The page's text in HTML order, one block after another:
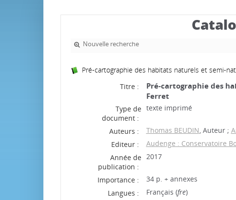
Nouvelle recherche
Pré-cartographie des habitats naturels et semi-
Titre :
Pré-cartographie des
Ferret
Type de
document :
texte imprimé
Auteurs : Thomas BEUDIN, Auteur ;
Editeur :
Audenge : Conservatoire
Année de
publication :
2017
Importance :
34 p. + annexes
Langues :
Français (fre)